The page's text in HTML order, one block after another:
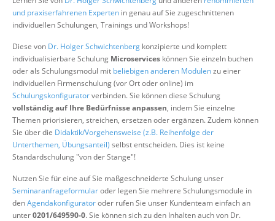
Über uns
Suche
und praxiserfahrenen Experten in genau auf Sie zugeschnittenen
individuellen Schulungen, Trainings und Workshops!
Diese von Dr. Holger Schwichtenberg konzipierte und komplett
individualisierbare Schulung Microservices können Sie einzeln buchen
oder als Schulungsmodul mit beliebigen anderen Modulenzu einer
individuellen Firmenschulung (vor Ort oder online) im
Schulungskonfiguratorverbinden. Sie können diese Schulung
vollständig auf Ihre Bedürfnisse anpassen, indem Sie einzelne
Themen priorisieren, streichen, ersetzen oder ergänzen. Zudem können
Sie über die Didaktik/Vorgehensweise (z.B. Reihenfolge der
Unterthemen, Übungsanteil) selbst entscheiden. Dies ist keine
Standardschulung "von der Stange"!
Nutzen Sie für eine auf Sie maßgeschneiderte Schulung unser
Seminaranfrageformularoder legen Sie mehrere Schulungsmodule in
denAgendakonfiguratoroder rufen Sie unser Kundenteam einfach an
unter0201/649590-0. Sie können sich zu den Inhalten auch von Dr.